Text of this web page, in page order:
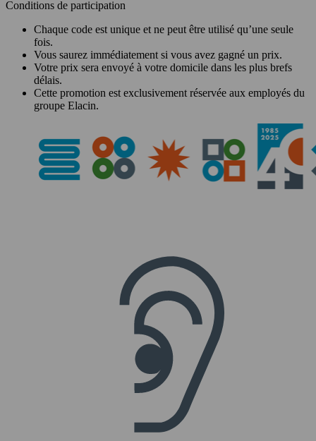
Conditions de participation
Chaque code est unique et ne peut être utilisé qu’une seule
fois.
Vous saurez immédiatement si vous avez gagné un prix.
Votre prix sera envoyé à votre domicile dans les plus brefs
délais.
Cette promotion est exclusivement réservée aux employés du
groupe Elacin.